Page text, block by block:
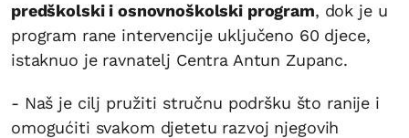
predškolski i osnovnoškolski program, dok je u
program rane intervencije uključeno 60 djece,
istaknuo je ravnatelj Centra Antun Zupanc.
- Naš je cilj pružiti stručnu podršku što ranije i
omogućiti svakom djetetu razvoj njegovih